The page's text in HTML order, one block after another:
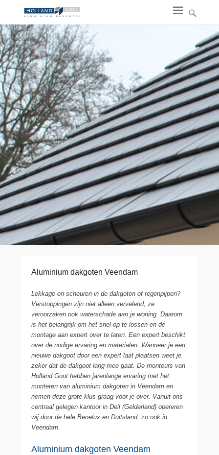
Aluminium dakgoten Veendam
Lekkage en scheuren in de dakgoten of regenpijpen?
Verstoppingen zijn niet alleen vervelend, ze
veroorzaken ook waterschade aan je woning. Daarom
is het belangrijk om het snel op te lossen en de
montage aan expert over te laten. Een expert beschikt
over de nodige ervaring en materialen. Wanneer je een
nieuwe dakgoot door een expert laat plaatsen weet je
zeker dat de dakgoot lang mee gaat. De monteurs van
Holland Goot hebben jarenlange ervaring met het
monteren van aluminium dakgoten in Veendam en
nemen deze grote klus graag voor je over. Vanuit ons
centraal gelegen kantoor in Deil (Gelderland) opereren
wij door de hele Benelux en Duitsland, zo ook in
Veendam.
Aluminium dakgoten Veendam